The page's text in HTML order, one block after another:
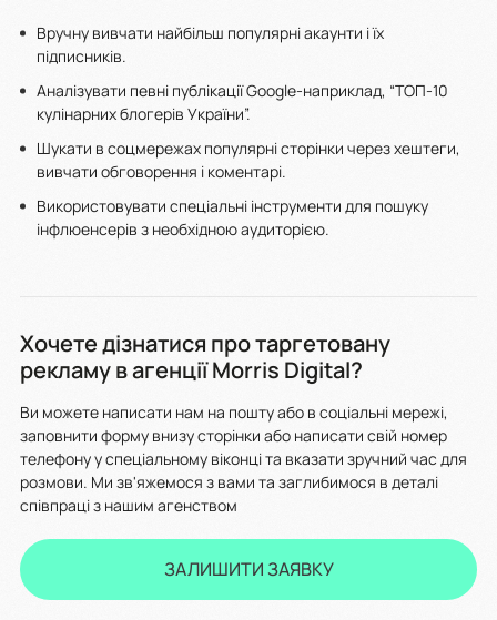
Вручну вивчати найбільш популярні акаунти і їх
підписників.
Аналізувати певні публікації Google-наприклад, “ТОП-10
кулінарних блогерів України”.
Шукати в соцмережах популярні сторінки через хештеги,
вивчати обговорення і коментарі.
Використовувати спеціальні інструменти для пошуку
інфлюенсерів з необхідною аудиторією.
Хочете дізнатися про таргетовану
рекламу в агенції Morris Digital?
Ви можете написати нам на пошту або в соціальні мережі,
заповнити форму внизу сторінки або написати свій номер
телефону у спеціальному віконці та вказати зручний час для
розмови. Ми зв'яжемося з вами та заглибимося в деталі
співпраці з нашим агенством
ЗАЛИШИТИ ЗАЯВКУ